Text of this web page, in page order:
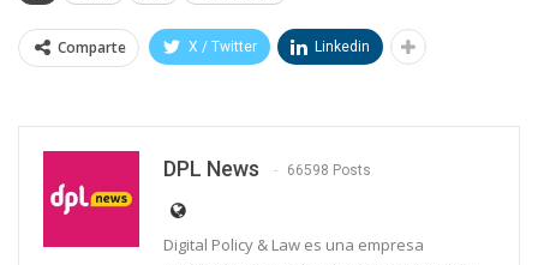
Comparte X / Twitter Linkedin
DPL News 66598 Posts
Digital Policy & Law es una empresa